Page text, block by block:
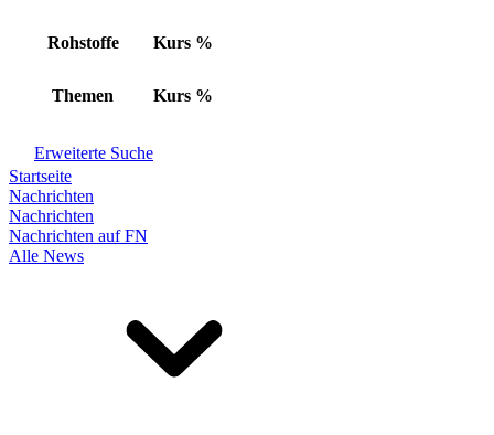
Rohstoffe Kurs %
Themen Kurs %
Erweiterte Suche
Startseite
Nachrichten
Nachrichten
Nachrichten auf FN
Alle News